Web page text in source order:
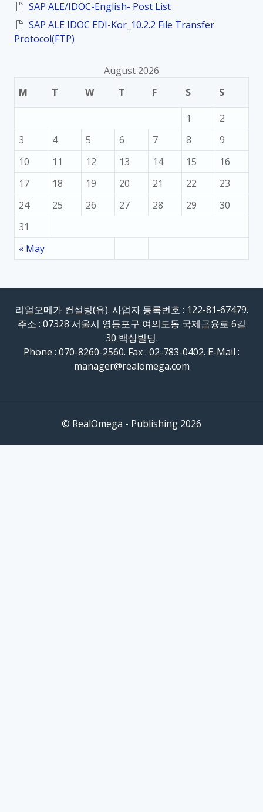
SAP ALE/IDOC-English- Post List
SAP ALE IDOC EDI-Kor_10.2.2 File Transfer
Protocol(FTP)
August 2026
M
T W T F S S
« May
1
2
3
4 5 6 7 8
9
10
11 12 13 14 15
16
17
18 19 20 21 22
23
24
25 26 27 28 29
30
31
리얼오메가 컨설팅(유). 사업자 등록번호 : 122-81-67479.
주소 : 07328 서울시 영등포구 여의도동 국제금융로 6길
30 백상빌딩.
Phone : 070-8260-2560. Fax : 02-783-0402. E-Mail :
manager@realomega.com
© RealOmega - Publishing 2026